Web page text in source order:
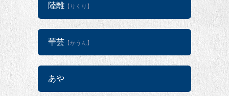
陸離 【りくり】
華芸 【かうん】
あや